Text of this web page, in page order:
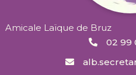
Amicale Laïque de Bruz
02 99